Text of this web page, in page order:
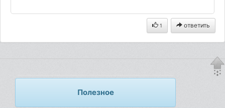
1 ответить
Полезное